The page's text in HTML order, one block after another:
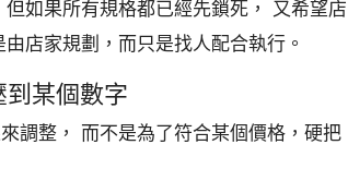
如果所有規格都已經先鎖死， 又希望店
店家規劃，而只是找人配合執行。
到某個數字
調整， 而不是為了符合某個價格，硬把